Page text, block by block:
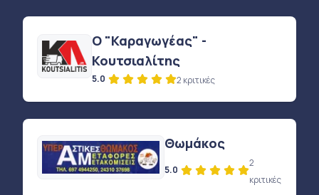
Ο "Καραγωγέας" -
Κουτσιαλίτης
5.0 2 κριτικές
Θωμάκος
5.0
2
κριτικές